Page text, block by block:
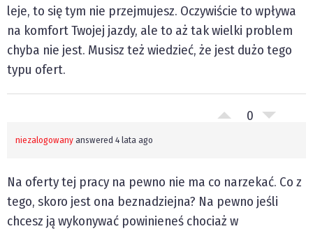
leje, to się tym nie przejmujesz. Oczywiście to wpływa
na komfort Twojej jazdy, ale to aż tak wielki problem
chyba nie jest. Musisz też wiedzieć, że jest dużo tego
typu ofert.
0
niezalogowany answered 4 lata ago
Na oferty tej pracy na pewno nie ma co narzekać. Co z
tego, skoro jest ona beznadziejna? Na pewno jeśli
chcesz ją wykonywać powinieneś chociaż w